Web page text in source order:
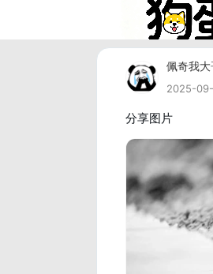
佩奇我大
2025-
分享图片